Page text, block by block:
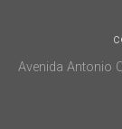
Avenida Antonio